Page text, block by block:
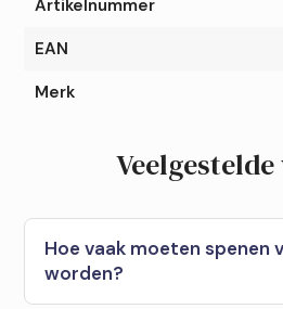
Artikelnummer
EAN
Merk
Hoe vaak moeten spenen
worden?